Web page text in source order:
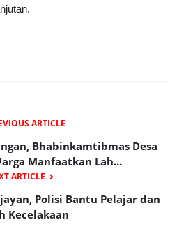
ARTICLE
Bhabinkamtibmas Desa
Manfaatkan Lah...
ARTICLE
Polisi Bantu Pelajar dan
Kecelakaan